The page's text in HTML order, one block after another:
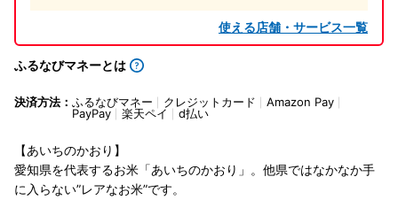
使える店舗・サービス一覧
ふるなびマネーとは
決済方法： ふるなびマネー クレジットカード
Amazon Pay
PayPay
楽天ペイ d払い
【あいちのかおり】
愛知県を代表するお米「あいちのかおり」。他県ではなかなか手
に入らない”レアなお米”です。